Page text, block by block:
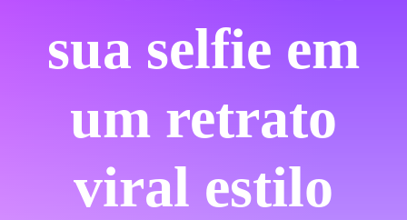
sua selfie em
um retrato
viral estilo